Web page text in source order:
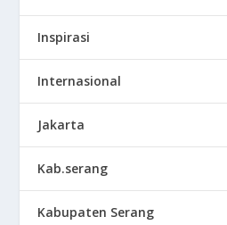
Inspirasi
Internasional
Jakarta
Kab.serang
Kabupaten Serang